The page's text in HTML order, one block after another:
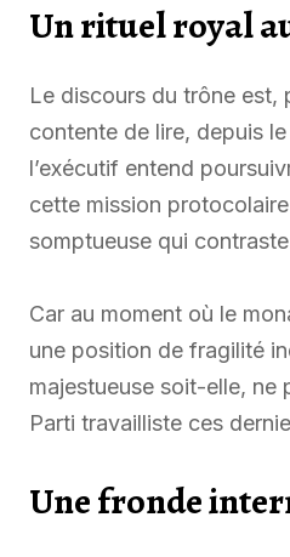
Un rituel royal
Le discours du trône est,
contente de lire, depuis
l’exécutif entend
cette mission
somptueuse qui
Car au moment où le
une position de fragilité
majestueuse soit-elle, ne
Parti travailliste ces
Une fronde